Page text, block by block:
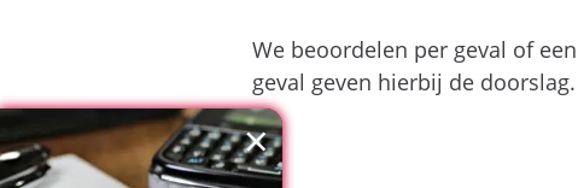
We beoordelen per geval of
geval geven hierbij de doorslag.
×